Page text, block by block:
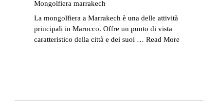
Mongolfiera marrakech
La mongolfiera a Marrakech è una delle attività
principali in Marocco. Offre un punto di vista
caratteristico della città e dei suoi … Read More